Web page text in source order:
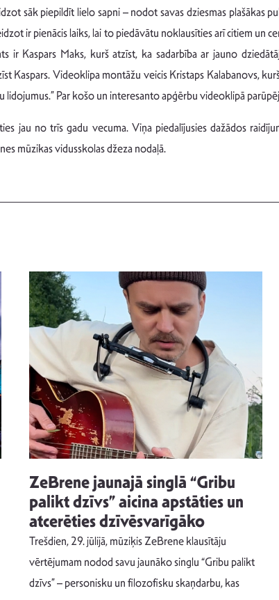
sāk piepildīt lielo sapni – nodot savas dziesmas plašākas
ir pienācis laiks, lai to piedāvātu noklausīties arī citiem un
ir Kaspars Maks, kurš atzīst, ka sadarbība ar jauno
Kaspars. Videoklipa montāžu veicis Kristaps Kalabanovs,
Par košo un interesanto apģērbu videoklipā
jau no trīs gadu vecuma. Viņa piedalījusies dažādos
mūzikas vidusskolas džeza nodaļā.
ZeBrene jaunajā singlā “Gribu
palikt dzīvs” aicina apstāties un
atcerēties dzīvēsvarīgāko
Trešdien, 29. jūlijā, mūziķis ZeBrene klausītāju
vērtējumam nodod savu jaunāko singlu “Gribu palikt
dzīvs” – personisku un filozofisku skaņdarbu, kas